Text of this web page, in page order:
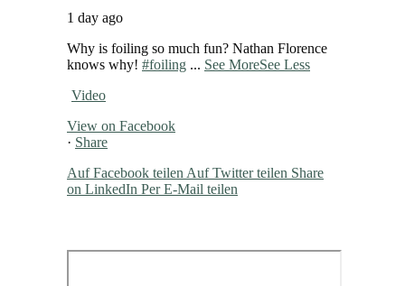
1 day ago
Why is foiling so much fun? Nathan Florence
knows why! #foiling ... See MoreSee Less
Video
View on Facebook
· Share
Auf Facebook teilen Auf Twitter teilen Share
on LinkedIn Per E-Mail teilen